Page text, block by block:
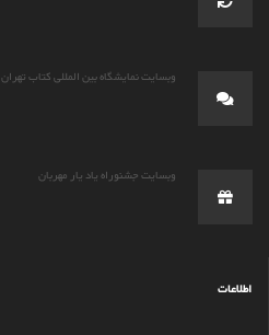
وبسایت نمایشگاه بین المللی کتاب تهران
وبسایت جشنوراه یاد یار مهربان
اطلاعات